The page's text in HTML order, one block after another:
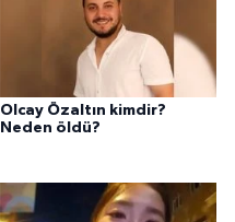
Olcay Özaltın kimdir?
Neden öldü?